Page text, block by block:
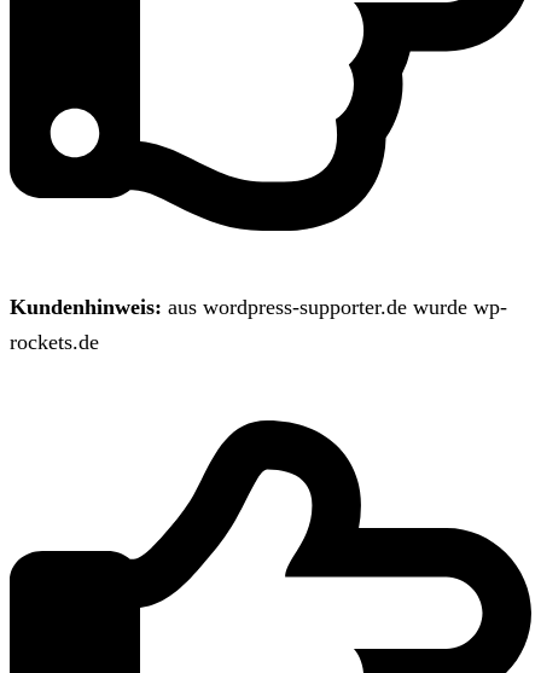
Kundenhinweis: aus wordpress-supporter.de wurde wp-
rockets.de